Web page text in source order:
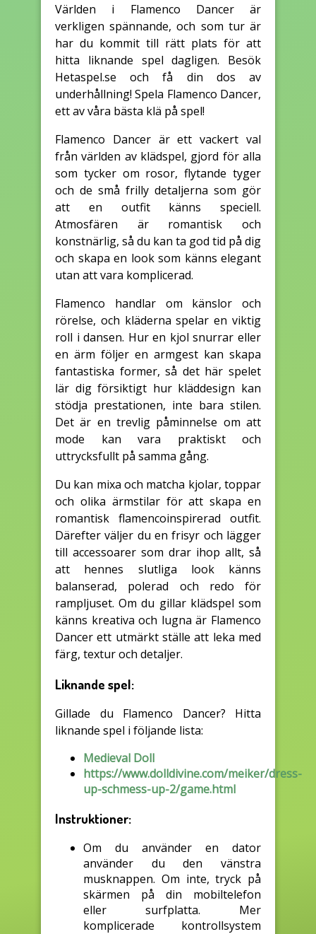
Världen i Flamenco Dancer är
verkligen spännande, och som tur är
har du kommit till rätt plats för att
hitta liknande spel dagligen. Besök
Hetaspel.se och få din dos av
underhållning! Spela Flamenco Dancer,
ett av våra bästa klä på spel!
Flamenco Dancer är ett vackert val
från världen av klädspel, gjord för alla
som tycker om rosor, flytande tyger
och de små frilly detaljerna som gör
att en outfit känns speciell.
Atmosfären är romantisk och
konstnärlig, så du kan ta god tid på dig
och skapa en look som känns elegant
utan att vara komplicerad.
Flamenco handlar om känslor och
rörelse, och kläderna spelar en viktig
roll i dansen. Hur en kjol snurrar eller
en ärm följer en armgest kan skapa
fantastiska former, så det här spelet
lär dig försiktigt hur kläddesign kan
stödja prestationen, inte bara stilen.
Det är en trevlig påminnelse om att
mode kan vara praktiskt och
uttrycksfullt på samma gång.
Du kan mixa och matcha kjolar, toppar
och olika ärmstilar för att skapa en
romantisk flamencoinspirerad outfit.
Därefter väljer du en frisyr och lägger
till accessoarer som drar ihop allt, så
att hennes slutliga look känns
balanserad, polerad och redo för
rampljuset. Om du gillar klädspel som
känns kreativa och lugna är Flamenco
Dancer ett utmärkt ställe att leka med
färg, textur och detaljer.
Liknande spel:
Gillade du Flamenco Dancer? Hitta
liknande spel i följande lista:
Medieval Doll
https://www.dolldivine.com/meiker/dress-
up-schmess-up-2/game.html
Instruktioner:
Om du använder en dator
använder du den vänstra
musknappen. Om inte, tryck på
skärmen på din mobiltelefon
eller surfplatta. Mer
komplicerade kontrollsystem